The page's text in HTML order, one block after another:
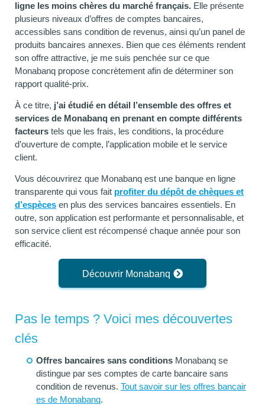
ligne les moins chères du marché français. Elle présente
plusieurs niveaux d’offres de comptes bancaires,
accessibles sans condition de revenus, ainsi qu’un panel de
produits bancaires annexes. Bien que ces éléments rendent
son offre attractive, je me suis penchée sur ce que
Monabanq propose concrètement afin de déterminer son
rapport qualité-prix.
À ce titre, j’ai étudié en détail l’ensemble des offres et
services de Monabanq en prenant en compte différents
facteurs tels que les frais, les conditions, la procédure
d’ouverture de compte, l’application mobile et le service
client.
Vous découvrirez que Monabanq est une banque en ligne
transparente qui vous fait profiter du dépôt de chèques et
d’espèces en plus des services bancaires essentiels. En
outre, son application est performante et personnalisable, et
son service client est récompensé chaque année pour son
efficacité.
Découvrir Monabanq
Pas le temps ? Voici mes découvertes
clés
Offres bancaires sans conditions Monabanq se
distingue par ses comptes de carte bancaire sans
condition de revenus. Tout savoir sur les offres bancair
es de Monabanq.